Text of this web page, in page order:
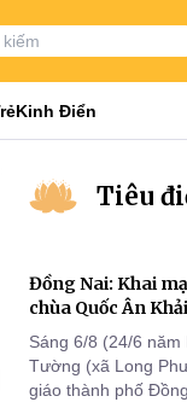
Kinh Điển
Tiêu
Đồng Nai: Khai
chùa Quốc Ân
Sáng 6/8 (24/6
Tường (xã Long
giáo thành phố